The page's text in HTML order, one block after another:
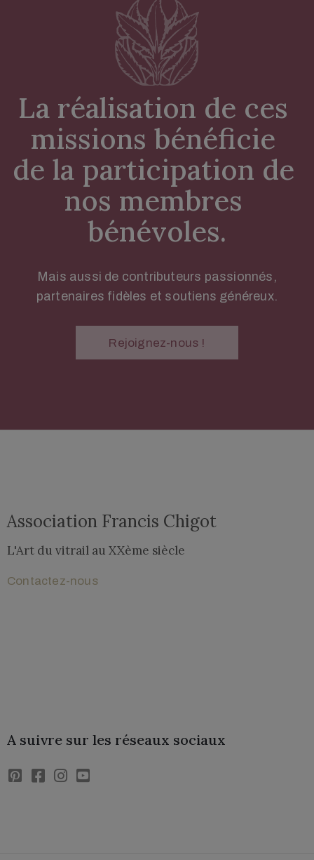
La réalisation de ces
missions bénéficie
de la participation de
nos membres
bénévoles.
Mais aussi de contributeurs passionnés,
partenaires fidèles et soutiens généreux.
Rejoignez-nous !
Association Francis Chigot
L'Art du vitrail au XXème siècle​
Contactez-nous
A suivre sur les réseaux sociaux